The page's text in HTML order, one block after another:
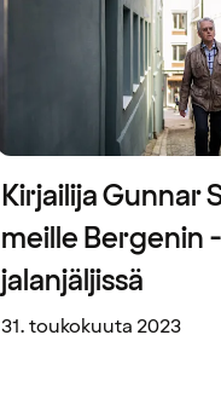
Kirjailija Gunnar
meille Bergenin
jalanjäljissä
31. toukokuuta 2023